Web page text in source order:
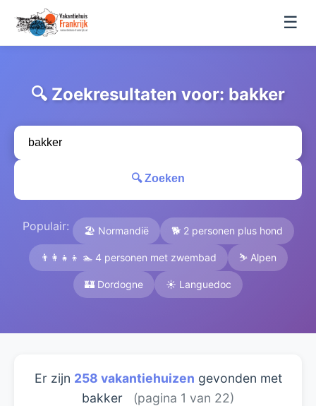
☰
🔍 Zoekresultaten voor: bakker
🔍 Zoeken
Populair: 🏖️ Normandië 🐕 2 personen plus hond
👨‍👩‍👧‍👦 🏊 4 personen met zwembad ⛷️ Alpen
🏰 Dordogne ☀️ Languedoc
Er zijn 258 vakantiehuizen gevonden met
bakker
(pagina 1 van 22)